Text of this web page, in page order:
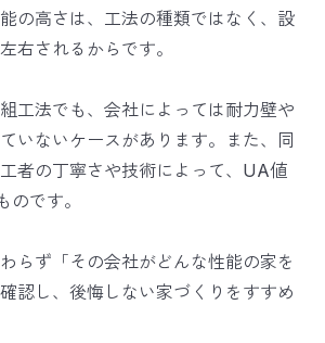
の高さは、工法の種類ではなく、設
右されるからです。
工法でも、会社によっては耐力壁や
いないケースがあります。また、同
者の丁寧さや技術によって、UA値
のです。
らず「その会社がどんな性能の家を
認し、後悔しない家づくりをすすめ